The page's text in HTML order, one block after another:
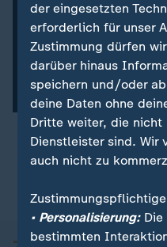
00:15
der eingesetzten
erforderlich für unser
Zustimmung dürfen
darüber hinaus
speichern und/oder
deine Daten ohne
Dritte weiter, die nicht
Dienstleister sind. Wir
auch nicht zu
• Personalisierung:Die
bestimmten